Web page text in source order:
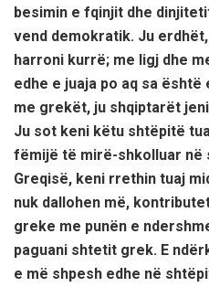
besimin e fqinjit dhe
vend demokratik. Ju
harroni kurrë; me ligj dhe
edhe e juaja po aq sa
me grekët, ju shqiptarët
Ju sot keni këtu shtëpitë
fëmijë të mirë-shkolluar në
Greqisë, keni rrethin tuaj
nuk dallohen më,
greke me punën e
paguani shtetit grek. E
e më shpesh edhe në